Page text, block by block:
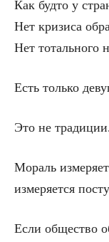
Как будто у
Нет кризиса
Нет тотального
Есть только
Это не
Мораль
измеряется
Если общество